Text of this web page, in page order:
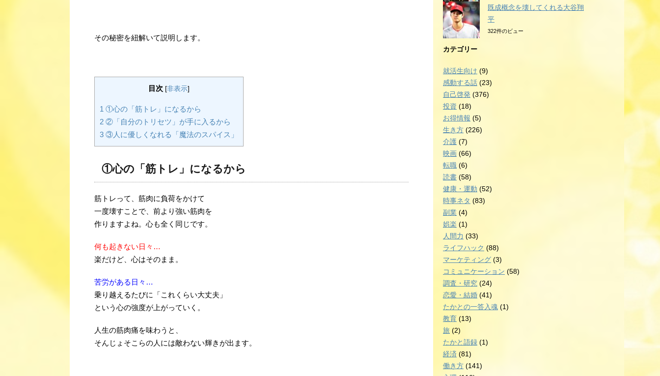
その秘密を紐解いて説明します。
目次 [非表示]
1 ①心の「筋トレ」になるから
2 ②「自分のトリセツ」が手に入るから
3 ③人に優しくなれる「魔法のスパイス」
①心の「筋トレ」になるから
筋トレって、筋肉に負荷をかけて
一度壊すことで、前より強い筋肉を
作りますよね。心も全く同じです。
何も起きない日々…
楽だけど、心はそのまま。
苦労がある日々…
乗り越えるたびに「これくらい大丈夫」
という心の強度が上がっていく。
人生の筋肉痛を味わうと、
そんじょそこらの人には敵わない輝きが出ます。
既成概念を壊してくれる大谷翔
平
322件のビュー
カテゴリー
就活生向け (9)
感動する話 (23)
自己啓発 (376)
投資 (18)
お得情報 (5)
生き方 (226)
介護 (7)
映画 (66)
転職 (6)
読書 (58)
健康・運動 (52)
時事ネタ (83)
副業 (4)
娯楽 (1)
人間力 (33)
ライフハック (88)
マーケティング (3)
コミュニケーション (58)
調査・研究 (24)
恋愛・結婚 (41)
たかとの一答入魂 (1)
教育 (13)
旅 (2)
たかと語録 (1)
経済 (81)
働き方 (141)